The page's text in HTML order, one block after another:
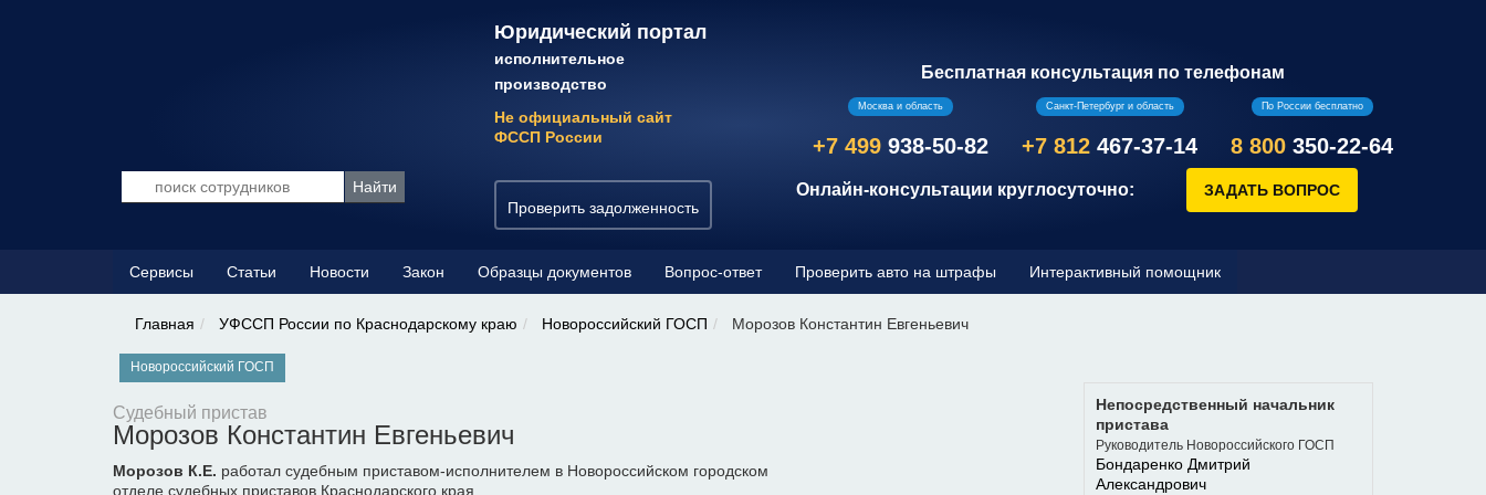
Юридический портал
исполнительное
производство
Не официальный сайт
ФССП России
Проверить задолженность
Бесплатная консультация по телефонам
Москва и область
+7 499 938-50-82
Санкт-Петербург и область
+7 812 467-37-14
По России бесплатно
8 800 350-22-64
Онлайн-консультации круглосуточно:
Сервисы Статьи Новости Закон Образцы документов Вопрос-ответ Проверить авто на штрафы Интерактивный помощник
Главная УФССП России по Краснодарскому краю Новороссийский ГОСП Морозов Константин Евгеньевич
Новороссийский ГОСП
Судебный пристав
Морозов Константин Евгеньевич
Морозов К.Е. работал судебным приставом-исполнителем в Новороссийском городском
отделе судебных приставов Краснодарского края
Непосредственный начальник
пристава
Руководитель Новороссийского ГОСП
Бондаренко Дмитрий
Александрович